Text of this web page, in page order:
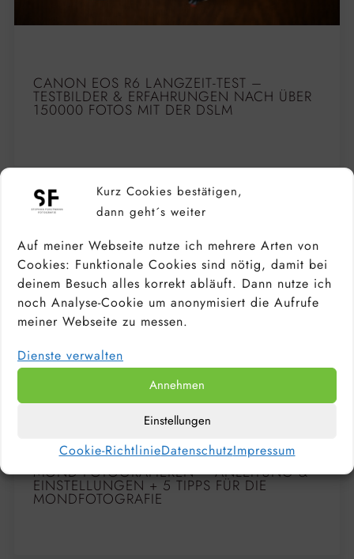
Kurz Cookies bestätigen,
dann geht´s weiter
Auf meiner Webseite nutze ich mehrere Arten von
Cookies: Funktionale Cookies sind nötig, damit bei
deinem Besuch alles korrekt abläuft. Dann nutze ich
noch Analyse-Cookie um anonymisiert die Aufrufe
meiner Webseite zu messen.
Dienste verwalten
Annehmen
Einstellungen
Cookie-RichtlinieDatenschutzImpressum
CANON EOS R6 LANGZEIT-TEST –
TESTBILDER & ERFAHRUNGEN NACH ÜBER
150000 FOTOS MIT DER DSLM
MOND FOTOGRAFIEREN – ANLEITUNG &
EINSTELLUNGEN + 5 TIPPS FÜR DIE
MONDFOTOGRAFIE